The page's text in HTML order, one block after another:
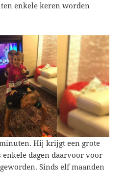
enkele keren worden
Hij krijgt een grote
dagen daarvoor voor
Sinds elf maanden